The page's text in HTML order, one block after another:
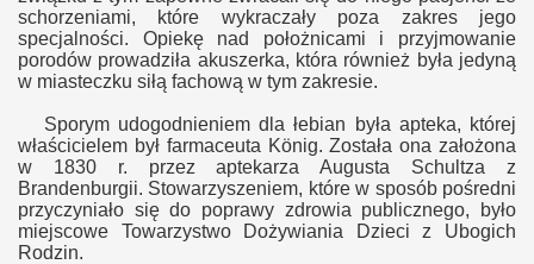
schorzeniami, które wykraczały poza zakres jego
specjalności. Opiekę nad położnicami i przyjmowanie
porodów prowadziła akuszerka, która również była jedyną
w miasteczku siłą fachową w tym zakresie.
Sporym udogodnieniem dla łebian była apteka, której
właścicielem był farmaceuta König. Została ona założona
w 1830 r. przez aptekarza Augusta Schultza z
Brandenburgii. Stowarzyszeniem, które w sposób pośredni
przyczyniało się do poprawy zdrowia publicznego, było
miejscowe Towarzystwo Dożywiania Dzieci z Ubogich
Rodzin.